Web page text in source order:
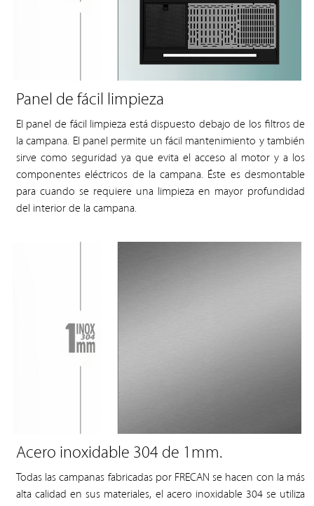
Panel de fácil limpieza
El panel de fácil limpieza está dispuesto debajo de los filtros de
la campana. El panel permite un fácil mantenimiento y también
sirve como seguridad ya que evita el acceso al motor y a los
componentes eléctricos de la campana. Éste es desmontable
para cuando se requiere una limpieza en mayor profundidad
del interior de la campana.
Acero inoxidable 304 de 1mm.
Todas las campanas fabricadas por FRECAN se hacen con la más
alta calidad en sus materiales, el acero inoxidable 304 se utiliza